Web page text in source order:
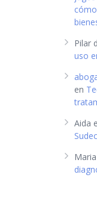
Pilar
uso
en
Aida